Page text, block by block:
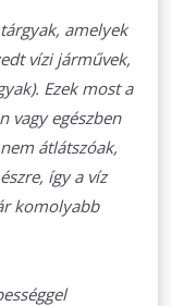
amelyek
vízi járművek,
Ezek most a
vagy egészben
átlátszóak,
így a víz
komolyabb